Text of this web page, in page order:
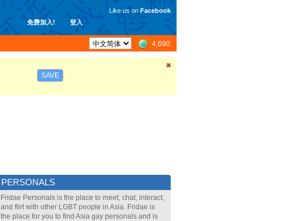
免费加入! 登入
Like us on Facebook
4,690
SAVE
PERSONALS
Fridae Personals is the place to meet, chat, interact,
and flirt with other LGBT people in Asia. Fridae is
the place for you to find Asia gay personals and is